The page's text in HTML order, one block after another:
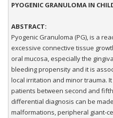
PYOGENIC GRANULOMA IN
ABSTRACT:
Pyogenic Granuloma (PG), is a
excessive connective tissue
oral mucosa, especially the
bleeding propensity and it is
local irritation and minor trauma.
patients between second and
differential diagnosis can be
malformations, peripheral giant-